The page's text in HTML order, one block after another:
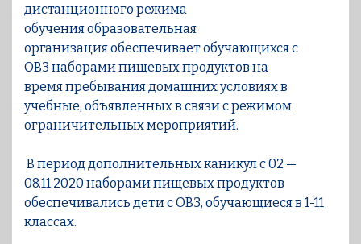
дистанционного режима
обучения образовательная
организация обеспечивает обучающихся с
ОВЗ наборами пищевых продуктов на
время пребывания домашних условиях в
учебные, объявленных в связи с режимом
ограничительных мероприятий.
В период дополнительных каникул с 02 —
08.11.2020 наборами пищевых продуктов
обеспечивались дети с ОВЗ, обучающиеся в 1-11
классах.